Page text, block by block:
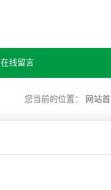
在线留言
您当前的位置： 网站